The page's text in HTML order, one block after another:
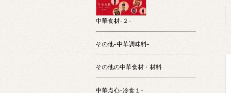
中華食材-２-
その他-中華調味料-
その他の中華食材・材料
中華点心-冷食１-